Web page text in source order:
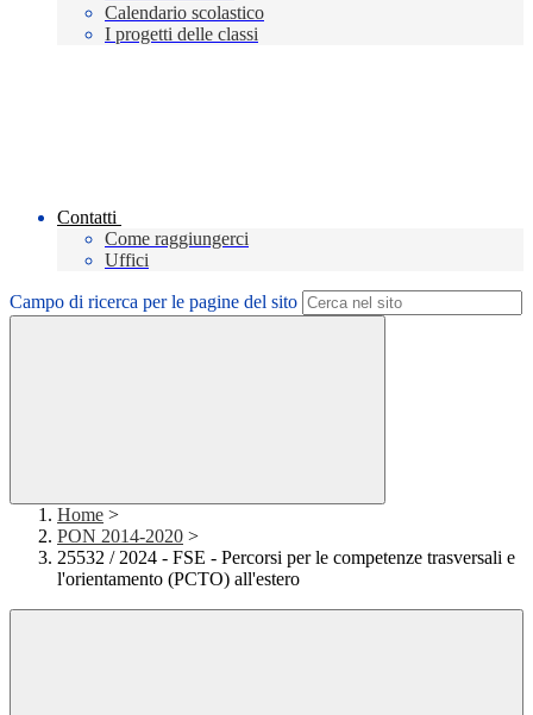
Calendario scolastico
I progetti delle classi
Contatti
Come raggiungerci
Uffici
Campo di ricerca per le pagine del sito
Home >
PON 2014-2020 >
25532 / 2024 - FSE - Percorsi per le competenze trasversali e
l'orientamento (PCTO) all'estero